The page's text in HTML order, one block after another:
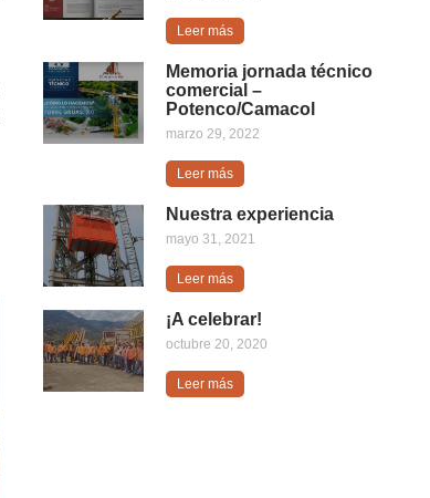
Leer más
Memoria jornada técnico
comercial –
Potenco/Camacol
marzo 29, 2022
Leer más
Nuestra experiencia
mayo 31, 2021
Leer más
¡A celebrar!
octubre 20, 2020
Leer más